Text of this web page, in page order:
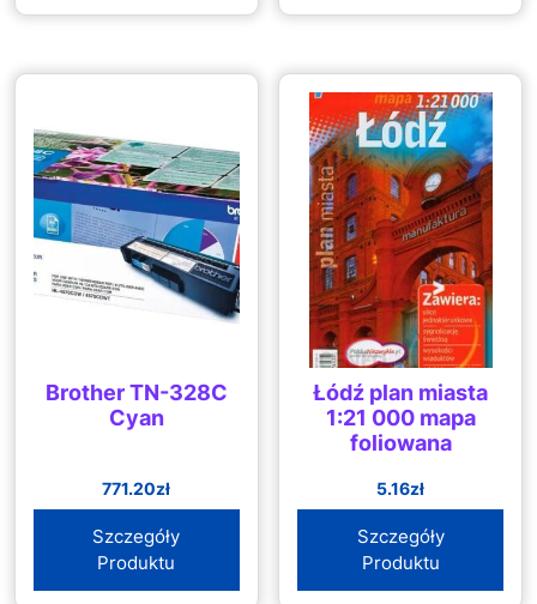
Brother TN-328C
Cyan
771.20zł
Szczegóły
Produktu
Łódź plan miasta
1:21 000 mapa
foliowana
5.16zł
Szczegóły
Produktu